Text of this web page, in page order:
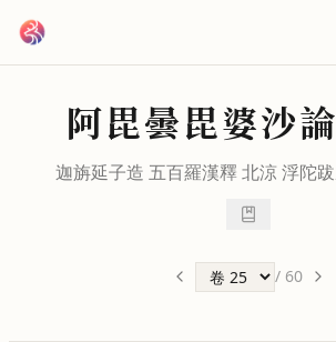
阿毘曇毘婆沙論
迦旃延子造 五百羅漢釋 北涼浮陀
/ 60